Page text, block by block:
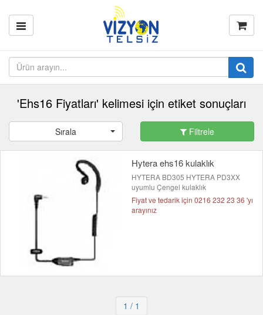
'Ehs16 Fiyatları' kelimesi için etiket sonuçları
Sırala Filtrele
Hytera ehs16 kulaklık
HYTERA BD305 HYTERA PD3XX
uyumlu Çengel kulaklık
Fiyat ve tedarik için 0216 232 23 36 'yı
arayınız
1 / 1